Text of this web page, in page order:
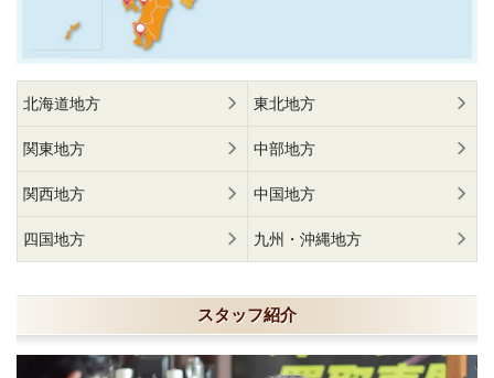
北海道地方 東北地方
関東地方 中部地方
関西地方 中国地方
四国地方 九州・沖縄地方
スタッフ紹介